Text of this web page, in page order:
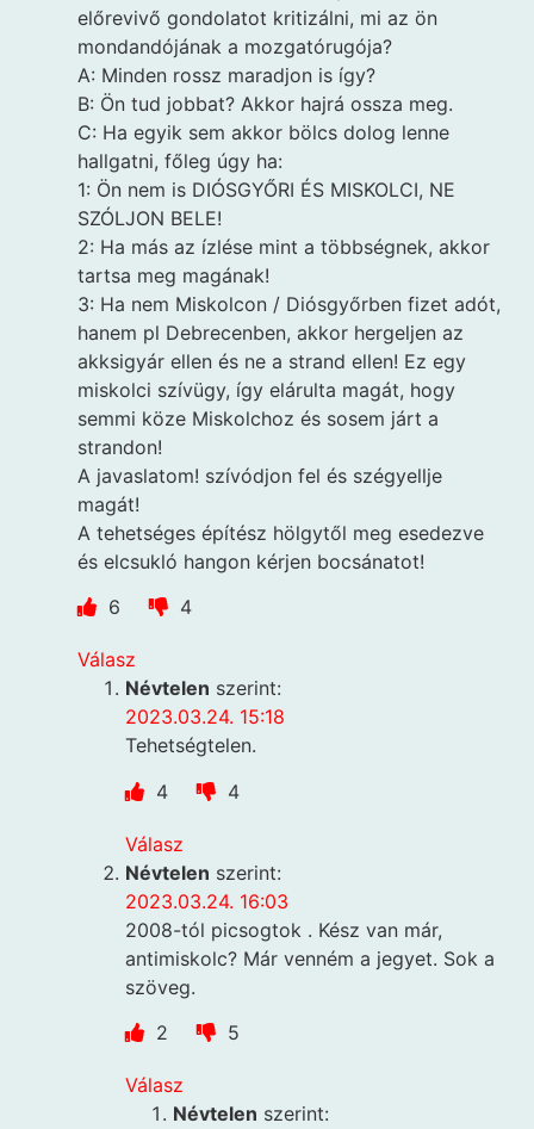
előrevivő gondolatot kritizálni, mi az ön
mondandójának a mozgatórugója?
A: Minden rossz maradjon is így?
B: Ön tud jobbat? Akkor hajrá ossza meg.
C: Ha egyik sem akkor bölcs dolog lenne
hallgatni, főleg úgy ha:
1: Ön nem is DIÓSGYŐRI ÉS MISKOLCI, NE
SZÓLJON BELE!
2: Ha más az ízlése mint a többségnek, akkor
tartsa meg magának!
3: Ha nem Miskolcon / Diósgyőrben fizet adót,
hanem pl Debrecenben, akkor hergeljen az
akksigyár ellen és ne a strand ellen! Ez egy
miskolci szívügy, így elárulta magát, hogy
semmi köze Miskolchoz és sosem járt a
strandon!
A javaslatom! szívódjon fel és szégyellje
magát!
A tehetséges építész hölgytől meg esedezve
és elcsukló hangon kérjen bocsánatot!
6
4
Válasz
Névtelen szerint:
2023.03.24. 15:18
Tehetségtelen.
4
4
Válasz
Névtelen szerint:
2023.03.24. 16:03
2008-tól picsogtok . Kész van már,
antimiskolc? Már venném a jegyet. Sok a
szöveg.
2
5
Válasz
Névtelen szerint: